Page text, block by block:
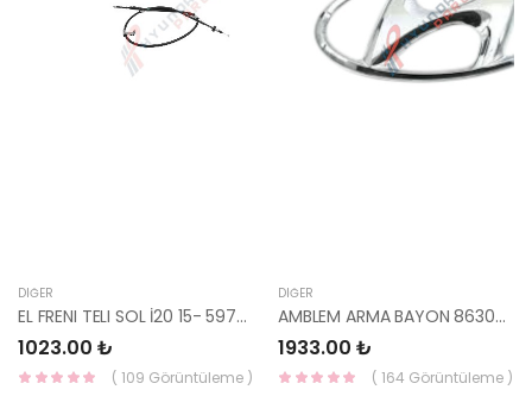
DIĞER
EL FRENI TELI SOL İ20 15- 59760-C8000-HMC
1023.00 ₺
( 109 Görüntüleme )
DIĞER
AMBLEM ARMA BAYON 86305-Q0AA0-MOBIS
1933.00 ₺
( 164 Görüntüleme )